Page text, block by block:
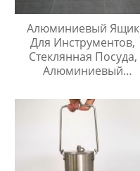
Алюминиевый Ящик
Для Инструментов,
Стеклянная Посуда,
Алюминиевый